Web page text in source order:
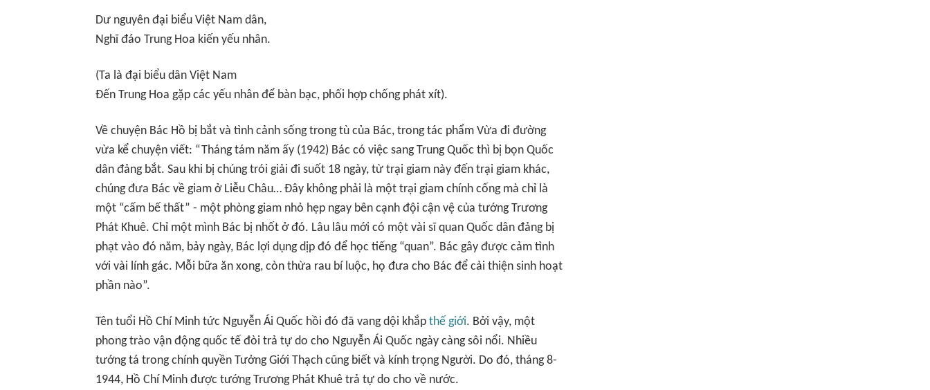
Dư nguyên đại biểu Việt Nam dân,
Nghĩ đáo Trung Hoa kiến yếu nhân.
(Ta là đại biểu dân Việt Nam
Đến Trung Hoa gặp các yếu nhân để bàn bạc, phối hợp chống phát xít).
Về chuyện Bác Hồ bị bắt và tình cảnh sống trong tù của Bác, trong tác phẩm Vừa đi đường
vừa kể chuyện viết: “Tháng tám năm ấy (1942) Bác có việc sang Trung Quốc thì bị bọn Quốc
dân đảng bắt. Sau khi bị chúng trói giải đi suốt 18 ngày, từ trại giam này đến trại giam khác,
chúng đưa Bác về giam ở Liễu Châu… Đây không phải là một trại giam chính cống mà chỉ là
một “cấm bế thất” - một phòng giam nhỏ hẹp ngay bên cạnh đội cận vệ của tướng Trương
Phát Khuê. Chỉ một mình Bác bị nhốt ở đó. Lâu lâu mới có một vài sĩ quan Quốc dân đảng bị
phạt vào đó năm, bảy ngày, Bác lợi dụng dịp đó để học tiếng “quan”. Bác gây được cảm tình
với vài lính gác. Mỗi bữa ăn xong, còn thừa rau bí luộc, họ đưa cho Bác để cải thiện sinh hoạt
phần nào”.
Tên tuổi Hồ Chí Minh tức Nguyễn Ái Quốc hồi đó đã vang dội khắp thế giới. Bởi vậy, một
phong trào vận động quốc tế đòi trả tự do cho Nguyễn Ái Quốc ngày càng sôi nổi. Nhiều
tướng tá trong chính quyền Tưởng Giới Thạch cũng biết và kính trọng Người. Do đó, tháng 8-
1944, Hồ Chí Minh được tướng Trương Phát Khuê trả tự do cho về nước.